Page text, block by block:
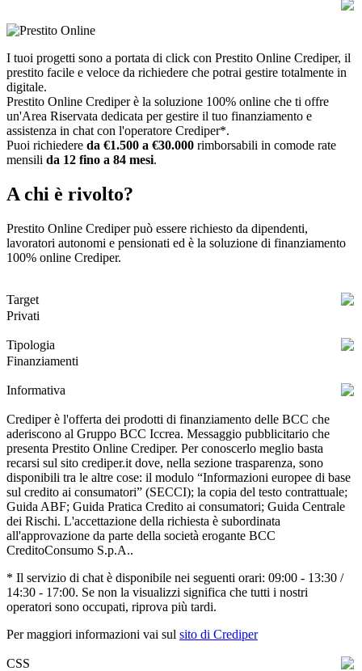
I tuoi progetti sono a portata di click con Prestito Online Crediper, il
prestito facile e veloce da richiedere che potrai gestire totalmente in
digitale.
Prestito Online Crediper è la soluzione 100% online che ti offre
un'Area Riservata dedicata per gestire il tuo finanziamento e
assistenza in chat con l'operatore Crediper*.
Puoi richiedere da €1.500 a €30.000 rimborsabili in comode rate
mensili da 12 fino a 84 mesi.
A chi è rivolto?
Prestito Online Crediper può essere richiesto da dipendenti,
lavoratori autonomi e pensionati ed è la soluzione di finanziamento
100% online Crediper.
Target
Privati
Tipologia
Finanziamenti
Informativa
Crediper è l'offerta dei prodotti di finanziamento delle BCC che
aderiscono al Gruppo BCC Iccrea. Messaggio pubblicitario che
presenta Prestito Online Crediper. Per conoscerlo meglio basta
recarsi sul sito crediper.it dove, nella sezione trasparenza, sono
disponibili tra le altre cose: il modulo “Informazioni europee di base
sul credito ai consumatori” (SECCI); la copia del testo contrattuale;
Guida ABF; Guida Pratica Credito ai consumatori; Guida Centrale
dei Rischi. L'accettazione della richiesta è subordinata
all'approvazione da parte della società erogante BCC
CreditoConsumo S.p.A..
* Il servizio di chat è disponibile nei seguenti orari: 09:00 - 13:30 /
14:30 - 17:00. Se non la visualizzi significa che tutti i nostri
operatori sono occupati, riprova più tardi.
Per maggiori informazioni vai sul sito di Crediper
CSS